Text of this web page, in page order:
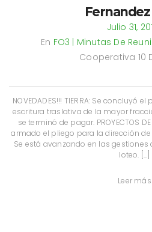
Fernandez
Julio 31,
En FO3 | Minutas De
Cooperativa 10
NOVEDADES!!! TIERRA: Se concluyó
escritura traslativa de la mayor
se terminó de pagar. PROYECTOS DE
armado el pliego para la dirección
Se está avanzando en las
loteo. […]
Leer más